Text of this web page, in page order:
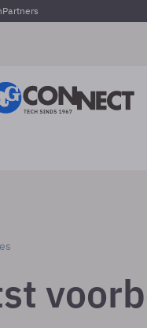
Partners